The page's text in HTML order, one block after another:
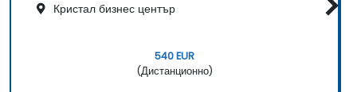
Кристал бизнес център
540 EUR
(Дистанционно)